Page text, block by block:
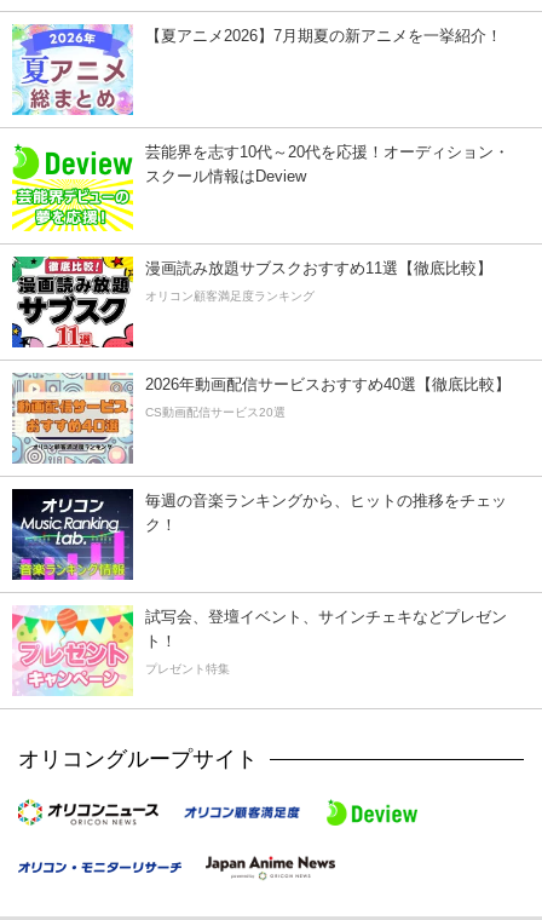
【夏アニメ2026】7月期夏の新アニメを一挙紹介！
芸能界を志す10代～20代を応援！オーディション・
スクール情報はDeview
漫画読み放題サブスクおすすめ11選【徹底比較】
オリコン顧客満足度ランキング
2026年動画配信サービスおすすめ40選【徹底比較】
CS動画配信サービス20選
毎週の音楽ランキングから、ヒットの推移をチェッ
ク！
試写会、登壇イベント、サインチェキなどプレゼン
ト！
プレゼント特集
オリコングループサイト